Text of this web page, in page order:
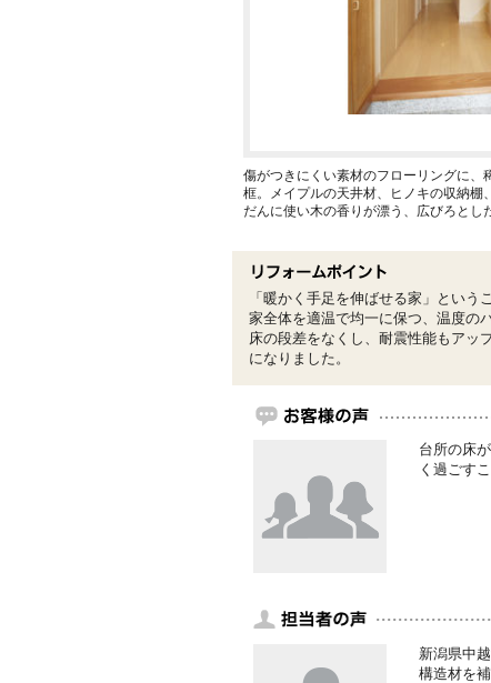
傷がつきにくい素材のフローリングに、
框。メイプルの天井材、ヒノキの収納棚
だんに使い木の香りが漂う、広びろとし
「暖かく手足を伸ばせる家」という
家全体を適温で均一に保つ、温度の
床の段差をなくし、耐震性能もアッ
になりました。
台所の床
く過ごす
新潟県中
構造材を